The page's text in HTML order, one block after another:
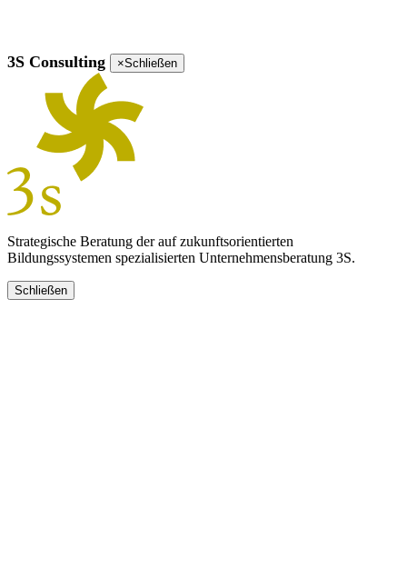
3S Consulting ×Schließen
Strategische Beratung der auf zukunftsorientierten
Bildungssystemen spezialisierten Unternehmensberatung 3S.
Schließen